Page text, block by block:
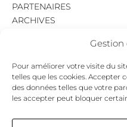
Gestion
Pour améliorer votre visite du
telles que les cookies. Accepter
des données telles que votre
les accepter peut bloquer
PARTENAIRES
ARCHIVES
MENTIONS LÉGALES
POLITIQUE DE
COOKIES
NEWSLETTER
pour ne jamais passer à